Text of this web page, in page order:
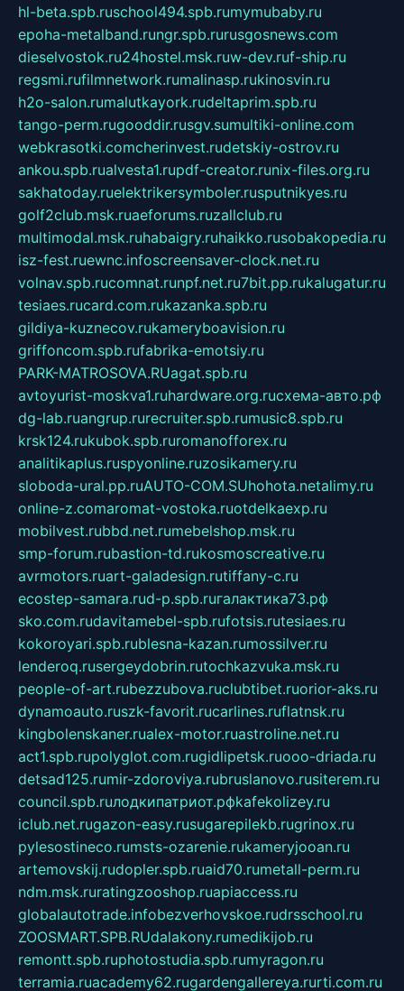
hl-beta.spb.ruschool494.spb.rumymubaby.ru
epoha-metalband.rungr.spb.rurusgosnews.com
dieselvostok.ru24hostel.msk.ruw-dev.ruf-ship.ru
regsmi.rufilmnetwork.rumalinasp.rukinosvin.ru
h2o-salon.rumalutkayork.rudeltaprim.spb.ru
tango-perm.rugooddir.rusgv.sumultiki-online.com
webkrasotki.comcherinvest.rudetskiy-ostrov.ru
ankou.spb.rualvesta1.rupdf-creator.runix-files.org.ru
sakhatoday.ruelektrikersymboler.rusputnikyes.ru
golf2club.msk.ruaeforums.ruzallclub.ru
multimodal.msk.ruhabaigry.ruhaikko.rusobakopedia.ru
isz-fest.ruewnc.infoscreensaver-clock.net.ru
volnav.spb.rucomnat.runpf.net.ru7bit.pp.rukalugatur.ru
tesiaes.rucard.com.rukazanka.spb.ru
gildiya-kuznecov.rukameryboavision.ru
griffoncom.spb.rufabrika-emotsiy.ru
PARK-MATROSOVA.RUagat.spb.ru
avtoyurist-moskva1.ruhardware.org.ruсхема-авто.рф
dg-lab.ruangrup.rurecruiter.spb.rumusic8.spb.ru
krsk124.rukubok.spb.ruromanofforex.ru
analitikaplus.ruspyonline.ruzosikamery.ru
sloboda-ural.pp.ruAUTO-COM.SUhohota.netalimy.ru
online-z.comaromat-vostoka.ruotdelkaexp.ru
mobilvest.rubbd.net.rumebelshop.msk.ru
smp-forum.rubastion-td.rukosmoscreative.ru
avrmotors.ruart-galadesign.rutiffany-c.ru
ecostep-samara.rud-p.spb.ruгалактика73.рф
sko.com.rudavitamebel-spb.rufotsis.rutesiaes.ru
kokoroyari.spb.rublesna-kazan.rumossilver.ru
lenderoq.rusergeydobrin.rutochkazvuka.msk.ru
people-of-art.rubezzubova.ruclubtibet.ruorior-aks.ru
dynamoauto.ruszk-favorit.rucarlines.ruflatnsk.ru
kingbolenskaner.rualex-motor.ruastroline.net.ru
act1.spb.rupolyglot.com.rugidlipetsk.ruooo-driada.ru
detsad125.rumir-zdoroviya.rubruslanovo.rusiterem.ru
council.spb.ruлодкипатриот.рфkafekolizey.ru
iclub.net.rugazon-easy.rusugarepilekb.rugrinox.ru
pylesostineco.rumsts-ozarenie.rukameryjooan.ru
artemovskij.rudopler.spb.ruaid70.rumetall-perm.ru
ndm.msk.ruratingzooshop.ruapiaccess.ru
globalautotrade.infobezverhovskoe.rudrsschool.ru
ZOOSMART.SPB.RUdalakony.rumedikijob.ru
remontt.spb.ruphotostudia.spb.rumyragon.ru
terramia.ruacademy62.rugardengallereya.rurti.com.ru